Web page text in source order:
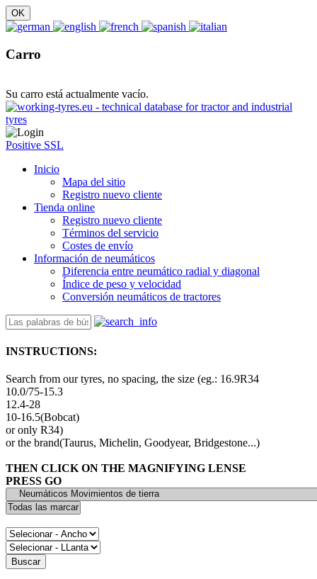
Carro
Su carro está actualmente vacío.
Positive SSL
Inicio
Mapa del sitio
Registro nuevo cliente
Tienda online
Registro nuevo cliente
Términos del servicio
Costes de envío
Información de neumáticos
Diferencia entre neumático radial y diagonal
Índice de peso y velocidad
Conversión neumáticos de tractores
INSTRUCTIONS:
Search from our tyres, no spacing, the size (eg.: 16.9R34
10.0/75-15.3
12.4-28
10-16.5(Bobcat)
or only R34)
or the brand(Taurus, Michelin, Goodyear, Bridgestone...)
THEN CLICK ON THE MAGNIFYING LENSE
PRESS GO